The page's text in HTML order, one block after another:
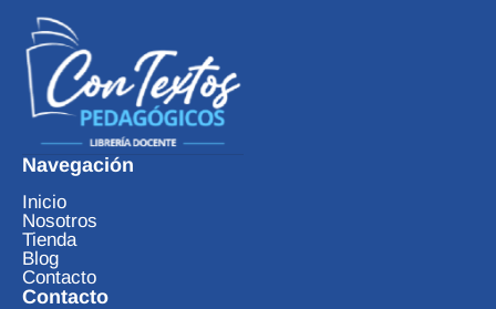
Navegación
Inicio
Nosotros
Tienda
Blog
Contacto
Contacto